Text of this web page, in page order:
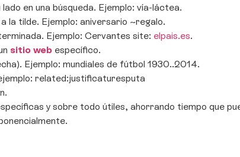
en una búsqueda. Ejemplo: vía-láctea.
la tilde. Ejemplo: aniversario ~regalo.
Ejemplo: Cervantes site: elpais.es.
sitio web específico.
Ejemplo: mundiales de fútbol 1930..2014.
related:justificaturesputa
y sobre todo útiles, ahorrando tiempo que